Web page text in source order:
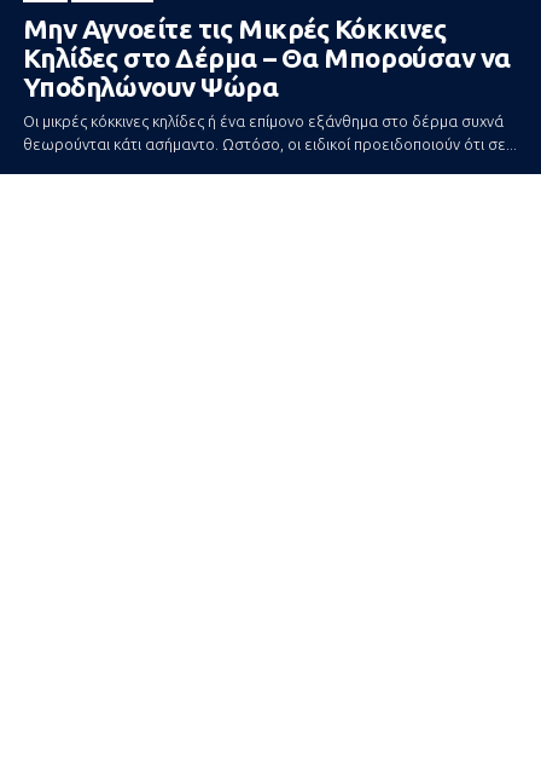
Μην Αγνοείτε τις Μικρές Κόκκινες
Κηλίδες στο Δέρμα – Θα Μπορούσαν να
Υποδηλώνουν Ψώρα
Οι μικρές κόκκινες κηλίδες ή ένα επίμονο εξάνθημα στο δέρμα συχνά
θεωρούνται κάτι ασήμαντο. Ωστόσο, οι ειδικοί προειδοποιούν ότι σε...